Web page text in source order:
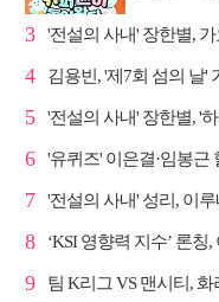
3
4 김용빈, '제7회 섬의 날'
5
6
7
8
9